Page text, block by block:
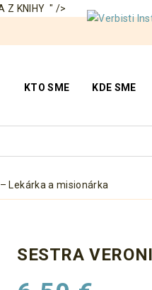
Z KNIHY " />
KTO SME KDE SME
Lekárka a misionárka
SESTRA